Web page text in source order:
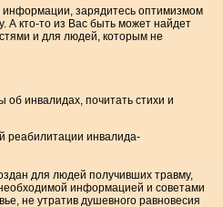
информации, зарядитесь оптимизмом
А кто-то из Вас быть может найдет
и для людей, которым не
инвалидах, почитать стихи и
реабилитации инвалида-
для людей получивших травму,
информацией и советами
не утратив душевного равновесия